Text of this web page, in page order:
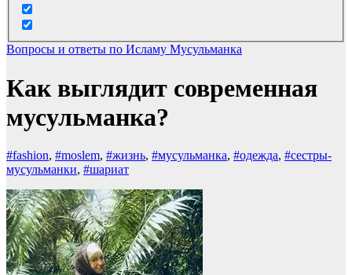
Вопросы и ответы по Исламу Мусульманка
Как выглядит cовременная
мусульманка?
#fashion, #moslem, #жизнь, #мусульманка, #одежда, #сестры-
мусульманки, #шариат